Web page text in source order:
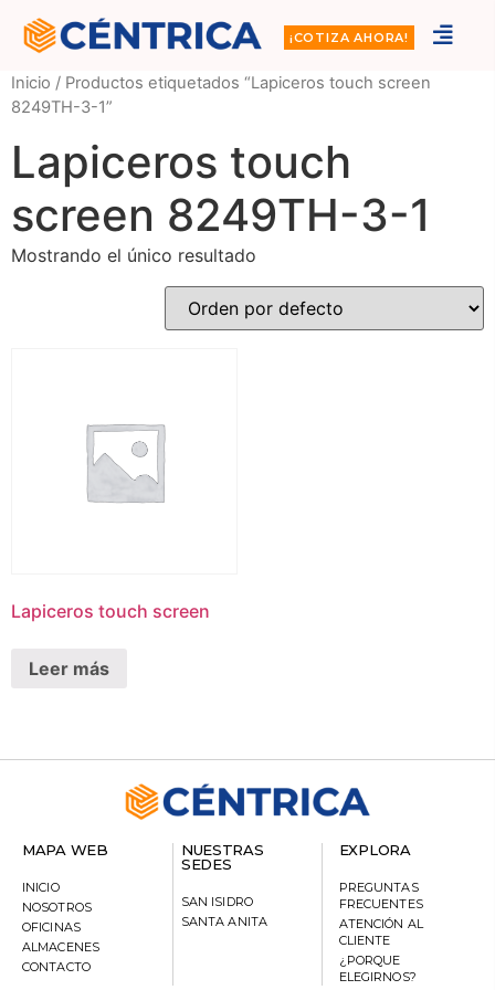
¡COTIZA AHORA!
Inicio / Productos etiquetados “Lapiceros touch screen
8249TH-3-1”
Lapiceros touch
screen 8249TH-3-1
Mostrando el único resultado
Lapiceros touch screen
Leer más
MAPA WEB
INICIO
NOSOTROS
OFICINAS
ALMACENES
CONTACTO
NUESTRAS
SEDES
SAN ISIDRO
SANTA ANITA
EXPLORA
PREGUNTAS
FRECUENTES
ATENCIÓN AL
CLIENTE
¿PORQUE
ELEGIRNOS?